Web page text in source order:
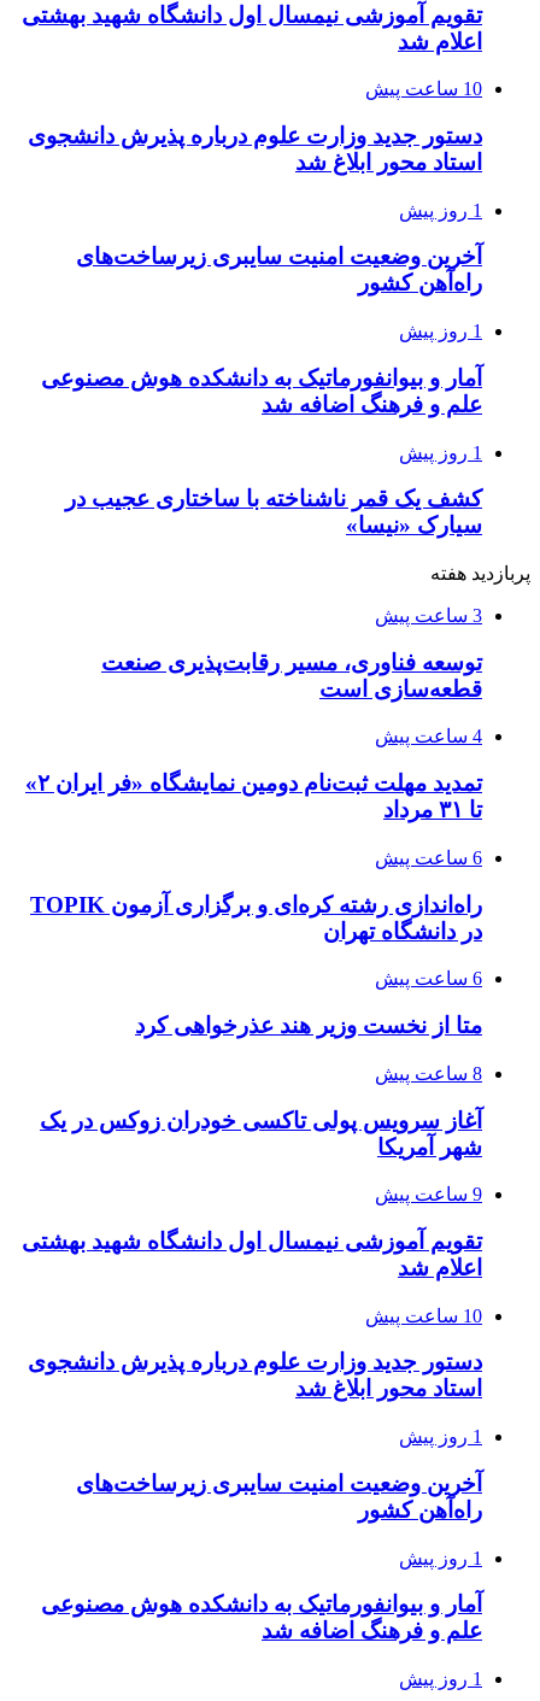
تقویم آموزشی نیمسال اول دانشگاه شهید بهشتی
اعلام شد
10 ساعت پیش
دستور جدید وزارت علوم درباره پذیرش دانشجوی
استاد محور ابلاغ شد
1 روز پیش
آخرین وضعیت امنیت سایبری زیرساخت‌های
راه‌آهن کشور
1 روز پیش
آمار و بیوانفورماتیک به دانشکده هوش مصنوعی
علم و فرهنگ اضافه شد
1 روز پیش
کشف یک قمر ناشناخته با ساختاری عجیب در
سیارک «نیسا»
پربازدید هفته
3 ساعت پیش
توسعه فناوری، مسیر رقابت‌پذیری صنعت
قطعه‌سازی است
4 ساعت پیش
تمدید مهلت ثبت‌نام دومین نمایشگاه «فر ایران ۲»
تا ۳۱ مرداد
6 ساعت پیش
راه‌اندازی رشته کره‌ای و برگزاری آزمون TOPIK
در دانشگاه تهران
6 ساعت پیش
متا از نخست وزیر هند عذرخواهی کرد
8 ساعت پیش
آغاز سرویس پولی تاکسی خودران زوکس در یک
شهر آمریکا
9 ساعت پیش
تقویم آموزشی نیمسال اول دانشگاه شهید بهشتی
اعلام شد
10 ساعت پیش
دستور جدید وزارت علوم درباره پذیرش دانشجوی
استاد محور ابلاغ شد
1 روز پیش
آخرین وضعیت امنیت سایبری زیرساخت‌های
راه‌آهن کشور
1 روز پیش
آمار و بیوانفورماتیک به دانشکده هوش مصنوعی
علم و فرهنگ اضافه شد
1 روز پیش